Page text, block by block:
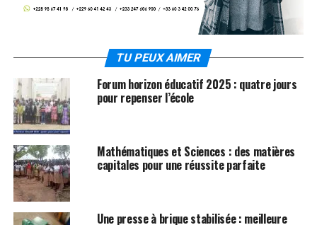
TU PEUX AIMER
Forum horizon éducatif 2025 : quatre jours
pour repenser l’école
Mathématiques et Sciences : des matières
capitales pour une réussite parfaite
Une presse à brique stabilisée : meilleure